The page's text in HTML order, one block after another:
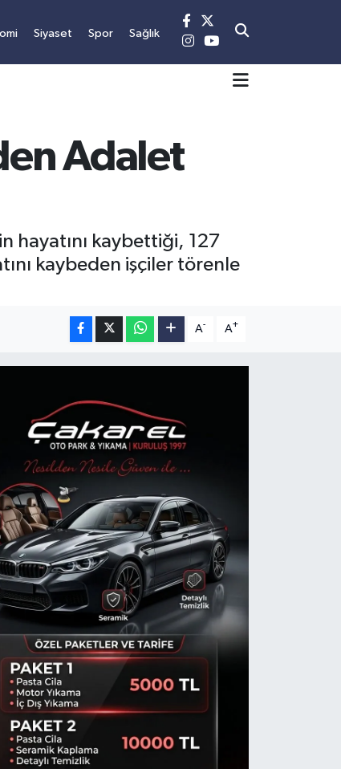
Siyaset Spor Sağlık
Adalet
hayatını kaybettiği, 127
kaybeden işçiler törenle
A- A+